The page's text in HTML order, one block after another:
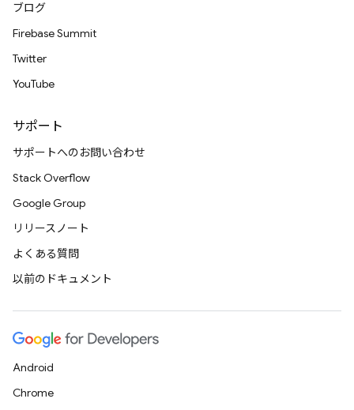
ブログ
Firebase Summit
Twitter
YouTube
サポート
サポートへのお問い合わせ
Stack Overflow
Google Group
リリースノート
よくある質問
以前のドキュメント
Android
Chrome